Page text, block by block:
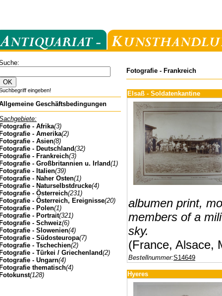
eingeben!
Geschäftsbedingungen
- Afrika(3)
- Amerika(2)
- Asien(8)
- Deutschland(32)
- Frankreich(3)
- Großbritannien u. Irland(1)
- Italien(39)
- Naher Osten(1)
- Naturselbstdrucke(4)
- Österreich(231)
- Österreich, Ereignisse(20)
- Polen(1)
- Portrait(321)
- Schweiz(6)
- Slowenien(4)
- Südosteuropa(7)
- Tschechien(2)
- Türkei / Griechenland(2)
- Ungarn(4)
thematisch(4)
(128)
Fotografie - Frankreich
Elsaß - Soldatenkantine
albumen print,
members of a
sky.
(France, Alsace,
Bestellnummer:S14649
Hyeres